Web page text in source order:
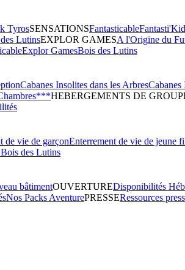
TyrosSENSATIONSFantasticableFantasti'Kid
LutinsEXPLOR GAMESA l'Origine du
Explor GamesBois des Lutins
Cabanes Insolites dans les Arbres
HEBERGEMENTS DE
de vie de garçonEnterrement de vie de jeune
des Lutins
bâtimentOUVERTUREDisponibilités
Nos Packs AventurePRESSERessources